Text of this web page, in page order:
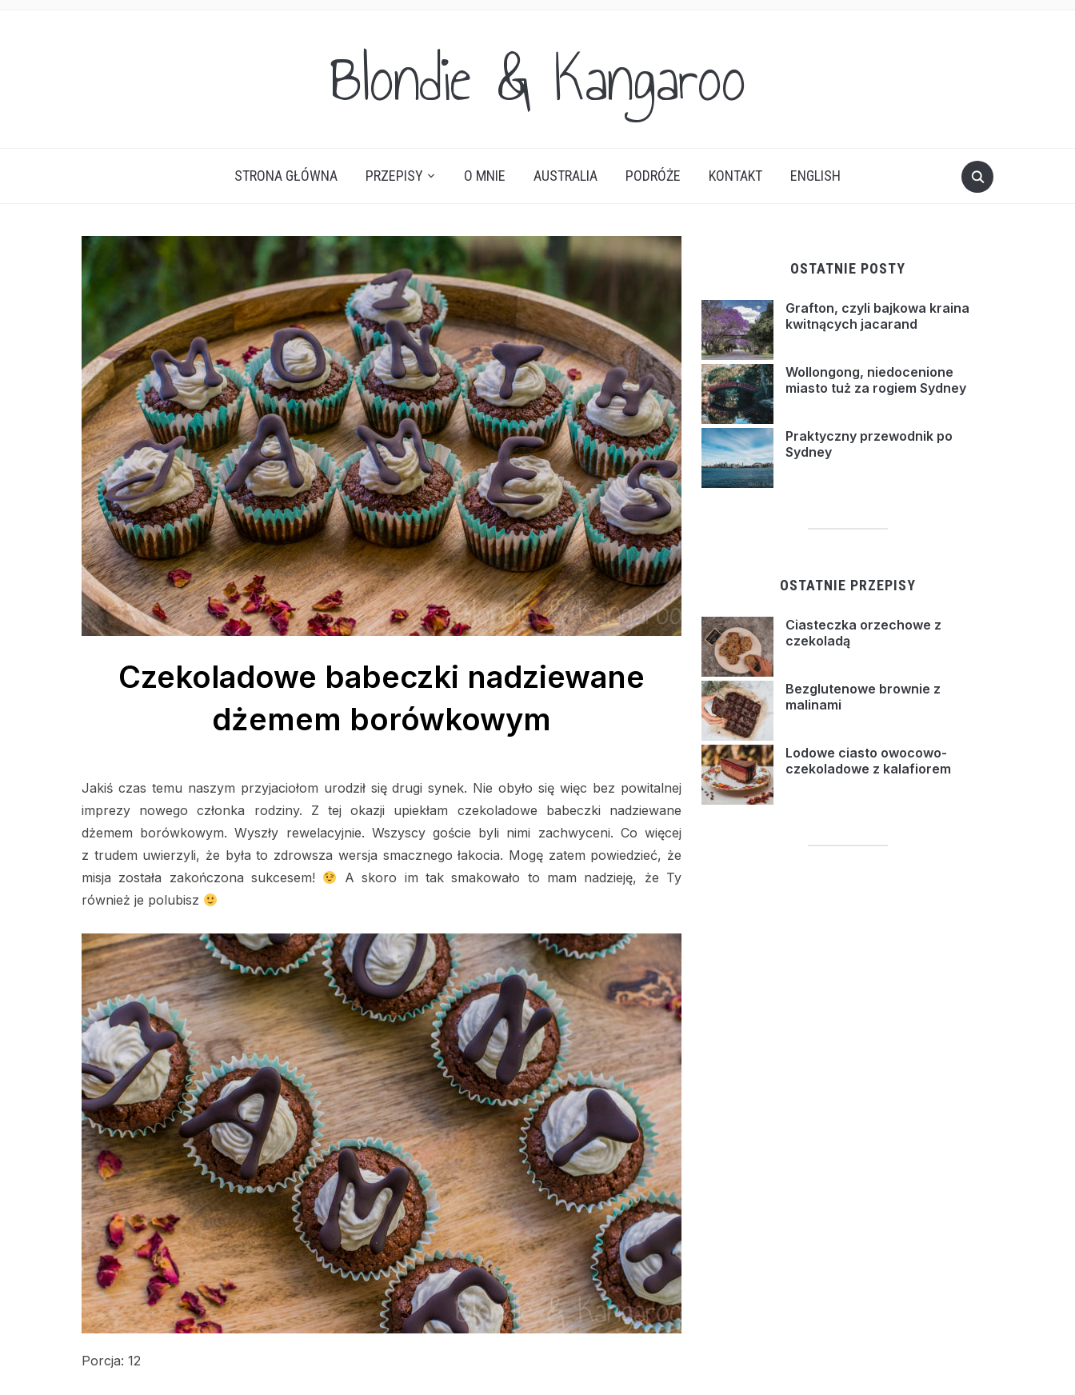
Blondie & Kangaroo
STRONA GŁÓWNA PRZEPISY O MNIE AUSTRALIA PODRÓŻE KONTAKT ENGLISH
Czekoladowe babeczki nadziewane
dżemem borówkowym
Jakiś czas temu naszym przyjaciołom urodził się drugi synek. Nie obyło się więc bez powitalnej
imprezy nowego członka rodziny. Z tej okazji upiekłam czekoladowe babeczki nadziewane
dżemem borówkowym. Wyszły rewelacyjnie. Wszyscy goście byli nimi zachwyceni. Co więcej
z trudem uwierzyli, że była to zdrowsza wersja smacznego łakocia. Mogę zatem powiedzieć, że
misja została zakończona sukcesem!
A skoro im tak smakowało to mam nadzieję, że Ty
również je polubisz
Porcja: 12
OSTATNIE POSTY
Grafton, czyli bajkowa kraina
kwitnących jacarand
Wollongong, niedocenione
miasto tuż za rogiem Sydney
Praktyczny przewodnik po
Sydney
OSTATNIE PRZEPISY
Ciasteczka orzechowe z
czekoladą
Bezglutenowe brownie z
malinami
Lodowe ciasto owocowo-
czekoladowe z kalafiorem